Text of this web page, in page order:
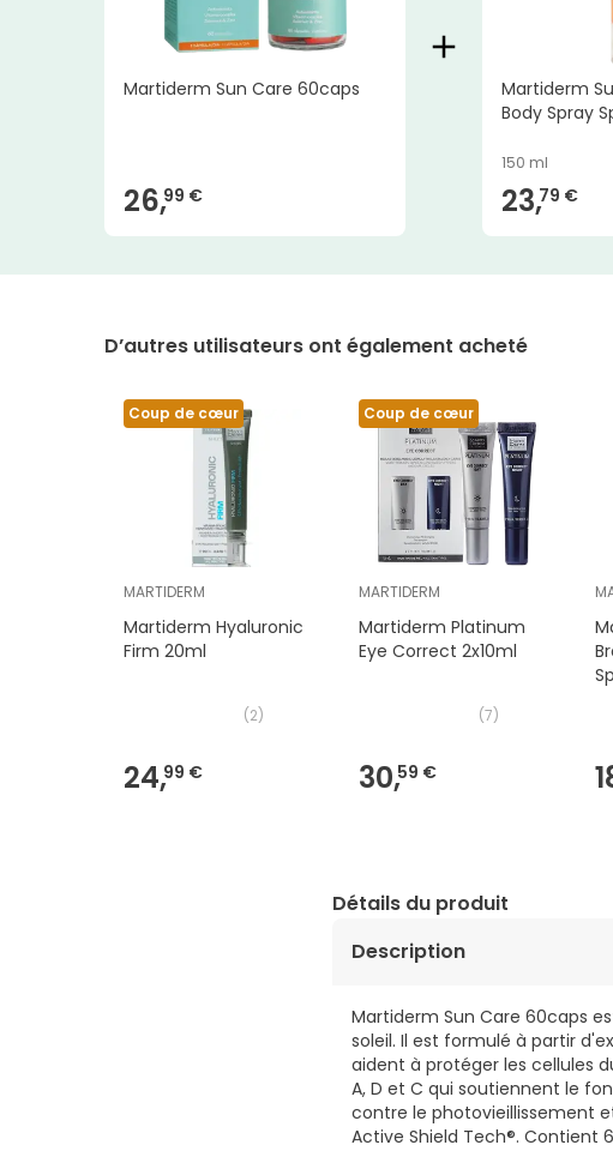
Martiderm Sun Care 60caps
26,99 €
Martiderm
Body Spray
150 ml
23,79 €
D’autres utilisateurs ont également acheté
Coup de cœur
MARTIDERM
Martiderm Hyaluronic
Firm 20ml
(2)
24,99 €
Coup de cœur
MARTIDERM
Martiderm Platinum
Eye Correct 2x10ml
(7)
30,59 €
Détails du produit
Description
Martiderm Sun Care 60caps
soleil. Il est formulé à partir
aident à protéger les cellules
A, D et C qui soutiennent le
contre le photovieillissement
Active Shield Tech®. Contient